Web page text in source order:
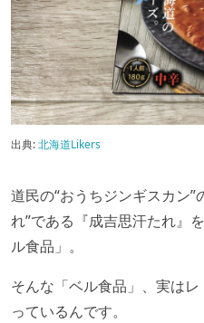
出典:北海道Likers
道民の“おうちジンギスカン”
れ”である『成吉思汗たれ』
ル食品」。
そんな「ベル食品」、実は
っているんです。